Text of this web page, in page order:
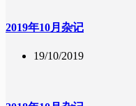
2019年10月杂记
19/10/2019